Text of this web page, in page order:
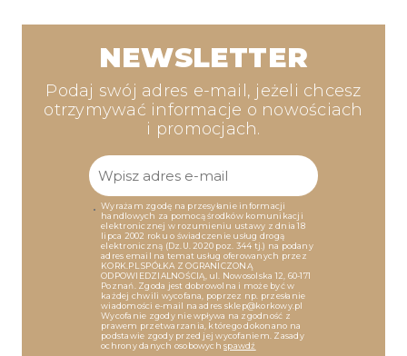
NEWSLETTER
Podaj swój adres e-mail, jeżeli chcesz
otrzymywać informacje o nowościach
i promocjach.
Wyrażam zgodę na przesyłanie informacji
handlowych za pomocą środków komunikacji
elektronicznej w rozumieniu ustawy z dnia 18
lipca 2002 roku o świadczenie usług drogą
elektroniczną (Dz.U. 2020 poz. 344 tj.) na podany
adres email na temat usług oferowanych przez
KORK.PL SPÓŁKA Z OGRANICZONĄ
ODPOWIEDZIALNOŚCIĄ, ul. Nowosolska 12, 60-171
Poznań. Zgoda jest dobrowolna i może być w
każdej chwili wycofana, poprzez np. przesłanie
wiadomości e-mail na adres sklep@korkowy.pl
Wycofanie zgody nie wpływa na zgodność z
prawem przetwarzania, którego dokonano na
podstawie zgody przed jej wycofaniem. Zasady
ochrony danych osobowychspawdź